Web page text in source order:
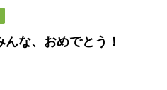
んな、おめでとう！